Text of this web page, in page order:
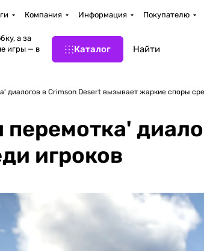
Компания Информация Покупателю
а за
игры — в
Каталог
диалогов в Crimson Desert вызывает жаркие споры
игроков